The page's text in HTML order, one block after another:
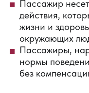
Пассажир
действия,
жизни и
окружающих
Пассажиры,
нормы
без